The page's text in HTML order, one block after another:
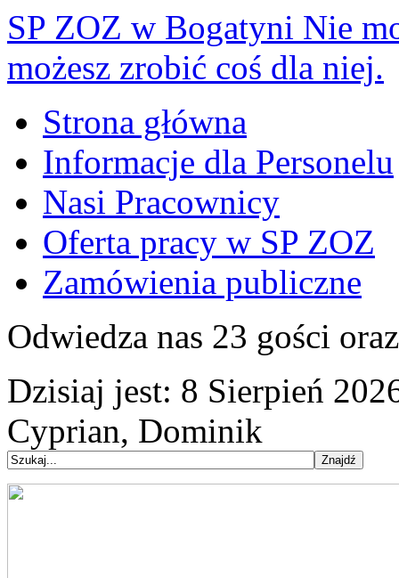
SP ZOZ w Bogatyni Nie
możesz zrobić coś dla niej.
Strona główna
Informacje dla Personelu
Nasi Pracownicy
Oferta pracy w SP ZOZ
Zamówienia publiczne
Odwiedza nas 23 gości
Dzisiaj jest: 8 Sierpień
Cyprian, Dominik